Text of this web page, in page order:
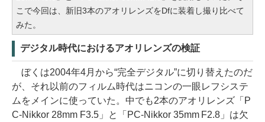
こで今回は、新旧3本のアオリレンズをDfに装着し撮り比べて
みた。
デジタル時代におけるアオリレンズの検証
ぼくは2004年4月から“完全デジタル”に切り替えたのだ
が、それ以前のフィルム時代はニコンの一眼レフシステ
ムをメインに使っていた。中でも2本のアオリレンズ「P
C-Nikkor 28mm F3.5」と「PC-Nikkor 35mm F2.8 」は欠